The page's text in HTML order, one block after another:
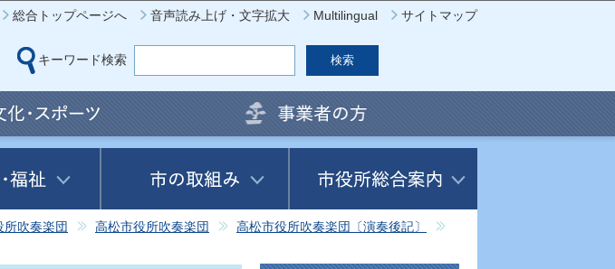
本文へ移動
総合トップページへ 音声読み上げ・文字拡大 Multilingual サイトマップ
キーワード検索
所吹奏楽団 高松市役所吹奏楽団
高松市役所吹奏楽団〔演奏後記〕